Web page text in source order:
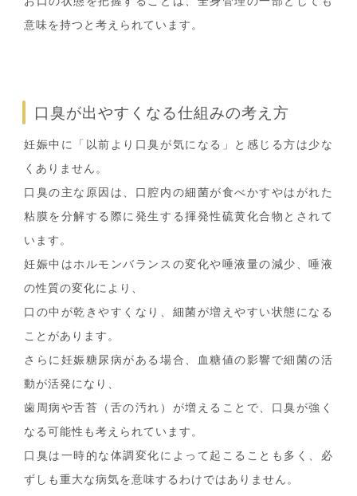
意味を持つと考えられています。
口臭が出やすくなる仕組みの考え方
妊娠中に「以前より口臭が気になる」と感じる方は少な
くありません。
口臭の主な原因は、口腔内の細菌が食べかすやはがれた
粘膜を分解する際に発生する揮発性硫黄化合物とされて
います。
妊娠中はホルモンバランスの変化や唾液量の減少、唾液
の性質の変化により、
口の中が乾きやすくなり、細菌が増えやすい状態になる
ことがあります。
さらに妊娠糖尿病がある場合、血糖値の影響で細菌の活
動が活発になり、
歯周病や舌苔（舌の汚れ）が増えることで、口臭が強く
なる可能性も考えられています。
口臭は一時的な体調変化によって起こることも多く、必
ずしも重大な病気を意味するわけではありません。